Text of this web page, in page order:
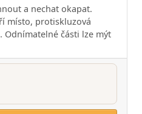
a nechat okapat.
místo, protiskluzová
Odnímatelné části lze mýt